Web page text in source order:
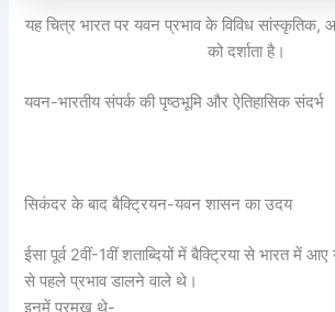
यह चित्र भारत पर यवन प्रभाव के विविध सांस्कृतिक,
को दर्शाता है।
यवन-भारतीय संपर्क की पृष्ठभूमि और ऐतिहासिक संदर्भ
सिकंदर के बाद बैक्ट्रियन-यवन शासन का उदय
ईसा पूर्व 2वीं-1वीं शताब्दियों में बैक्ट्रिया से भारत में
से पहले प्रभाव डालने वाले थे।
इनमें प्रमुख थे-